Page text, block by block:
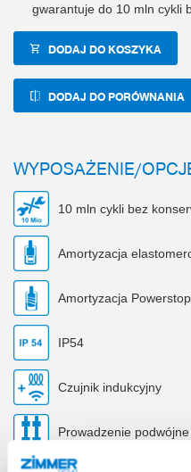
gwarantuje do 10 mln cykli
DODAJ DO KOSZYKA
DODAJ DO PORÓWNANIA
WYPOSAŻENIE/
10 mln cykli bez
Amortyzacja
Amortyzacja Powerstop
IP54
Czujnik indukcyjny
Prowadzenie podwójne